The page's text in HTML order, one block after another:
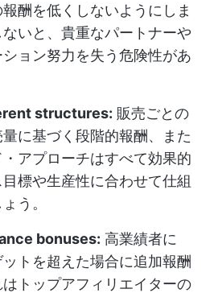
酬を低くしないようにしま
いと、貴重なパートナーや
ョン努力を失う危険性があ
structures: 販売ごとの
に基づく段階的報酬、また
アプローチはすべて効果的
標や生産性に合わせて仕組
う。
bonuses: 高業績者に
トを超えた場合に追加報酬
トップアフィリエイターの